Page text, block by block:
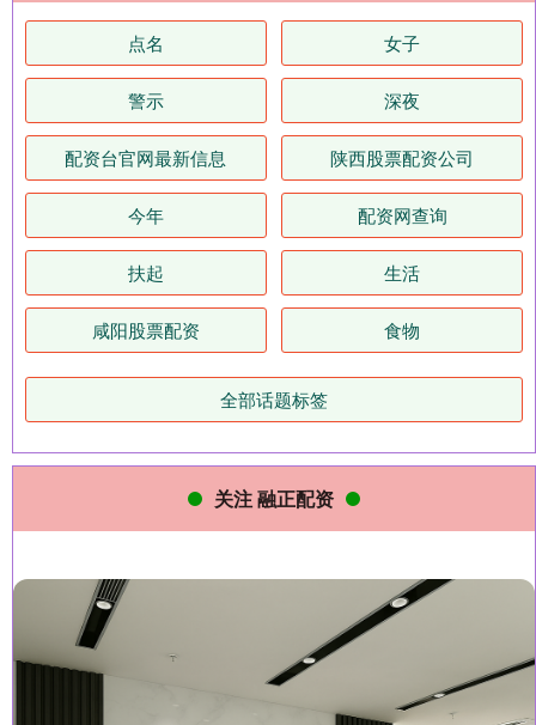
点名 女子
警示 深夜
配资台官网最新信息 陕西股票配资公司
今年 配资网查询
扶起 生活
咸阳股票配资 食物
全部话题标签
关注 融正配资